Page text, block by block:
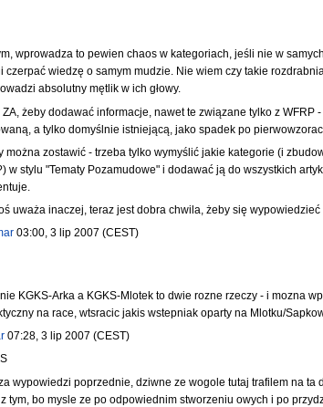
wprowadza to pewien chaos w kategoriach, jeśli nie w
czerpać wiedzę o samym mudzie. Nie wiem czy takie
absolutny mętlik w ich głowy.
ZA, żeby dodawać informacje, nawet te związane tylko z
a tylko domyślnie istniejącą, jako spadek po
można zostawić - trzeba tylko wymyślić jakie kategorie (i
w stylu "Tematy Pozamudowe" i dodawać ją do wszystkich
uważa inaczej, teraz jest dobra chwila, żeby się
03:00, 3 lip 2007 (CEST)
KGKS-Arka a KGKS-Mlotek to dwie rozne rzeczy - i mozna
na race, wtsracic jakis wstepniak oparty na Mlotku/
07:28, 3 lip 2007 (CEST)
wypowiedzi poprzednie, dziwne ze wogole tutaj trafilem na ta
tym, bo mysle ze po odpowiednim stworzeniu owych i po